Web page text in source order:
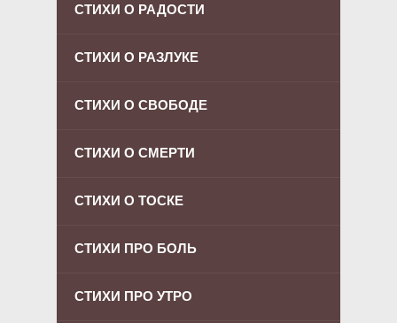
СТИХИ О РАДОСТИ
СТИХИ О РАЗЛУКЕ
СТИХИ О СВОБОДЕ
СТИХИ О СМЕРТИ
СТИХИ О ТОСКЕ
СТИХИ ПРО БОЛЬ
СТИХИ ПРО УТРО